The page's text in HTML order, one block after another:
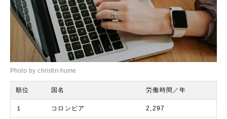
Photo by christin-hume
順位 国名 労働時間／年
１ コロンビア 2,297